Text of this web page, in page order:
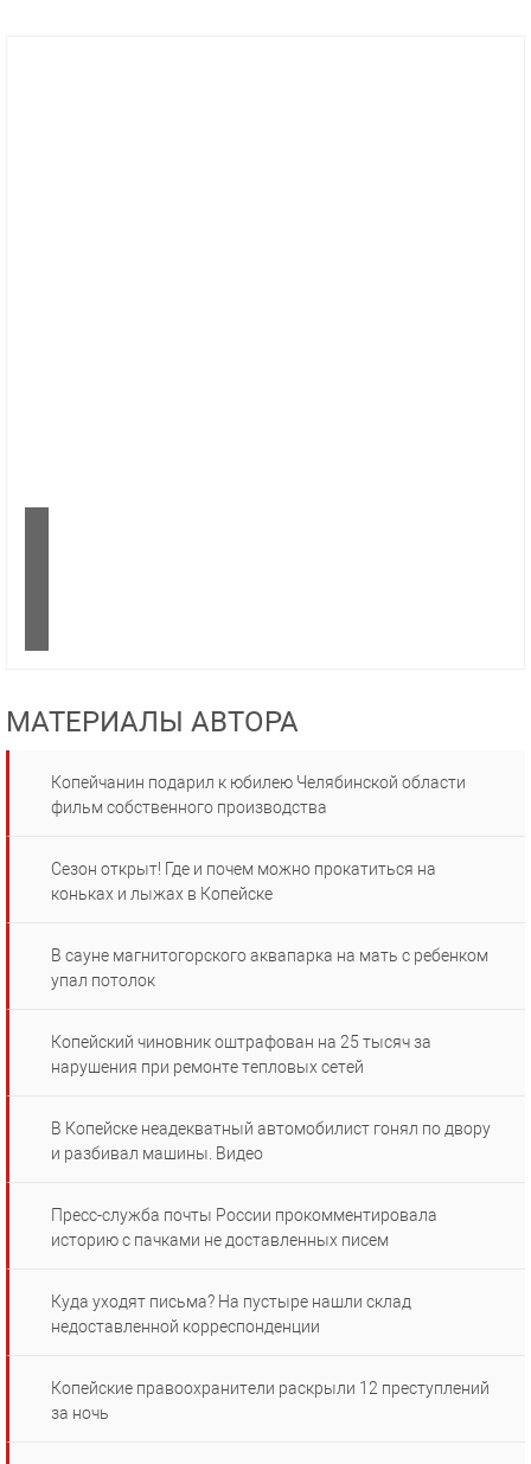
МАТЕРИАЛЫ АВТОРА
Копейчанин подарил к юбилею Челябинской области
фильм собственного производства
Сезон открыт! Где и почем можно прокатиться на
коньках и лыжах в Копейске
В сауне магнитогорского аквапарка на мать с ребенком
упал потолок
Копейский чиновник оштрафован на 25 тысяч за
нарушения при ремонте тепловых сетей
В Копейске неадекватный автомобилист гонял по двору
и разбивал машины. Видео
Пресс-служба почты России прокомментировала
историю с пачками не доставленных писем
Куда уходят письма? На пустыре нашли склад
недоставленной корреспонденции
Копейские правоохранители раскрыли 12 преступлений
за ночь